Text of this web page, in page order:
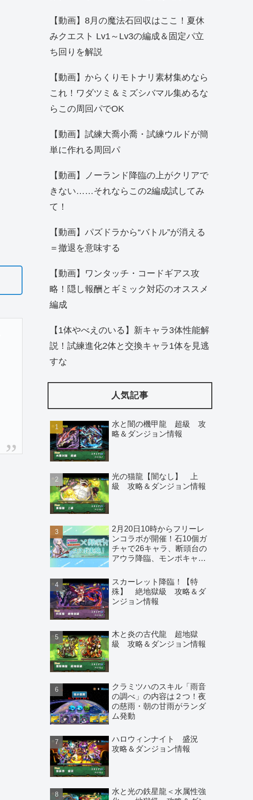
【動画】8月の魔法石回収はここ！夏休
みクエスト Lv1～Lv3の編成＆固定パ立
ち回りを解説
【動画】からくりモトナリ素材集めなら
これ！ワダツミ＆ミズシバマル集めるな
らこの周回パでOK
【動画】試練大喬小喬・試練ウルドが簡
単に作れる周回パ
【動画】ノーランド降臨の上がクリアで
きない……それならこの2編成試してみ
て！
【動画】パズドラから“バトル”が消える
＝撤退を意味する
【動画】ワンタッチ・コードギアス攻
略！隠し報酬とギミック対応のオススメ
編成
【1体やべえのいる】新キャラ3体性能解
説！試練進化2体と交換キャラ1体を見逃
すな
人気記事
水と闇の機甲龍 超級 攻
略＆ダンジョン情報
光の猫龍【闇なし】 上
級 攻略＆ダンジョン情報
2月20日10時からフリーレ
ンコラボが開催！石10個ガ
チャで26キャラ、断頭台の
アウラ降臨、モンポキャラ
スカーレット降臨！【特
殊】 絶地獄級 攻略＆ダ
ンジョン情報
木と炎の古代龍 超地獄
級 攻略＆ダンジョン情報
クラミツハのスキル「雨音
の調べ」の内容は２つ！夜
の慈雨・朝の甘雨がランダ
ム発動
ハロウィンナイト 盛況
攻略＆ダンジョン情報
水と光の鉄星龍＜水属性強